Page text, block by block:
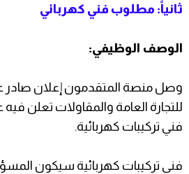
ثانياً: مطلوب فني كهربائي
الوصف الوظيفي:
وصل منصة المتقدمون إعلان صادر
للتجارة العامة والمقاولات تعلن
فني تركيبات كهربائية.
فني تركيبات كهربائية سيكون